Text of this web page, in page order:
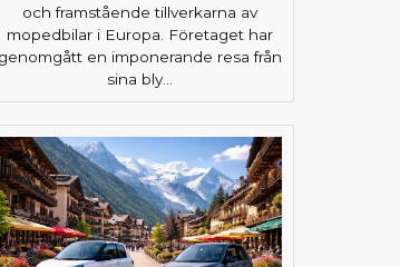
och framstående tillverkarna av
mopedbilar i Europa. Företaget har
genomgått en imponerande resa från
sina bly...